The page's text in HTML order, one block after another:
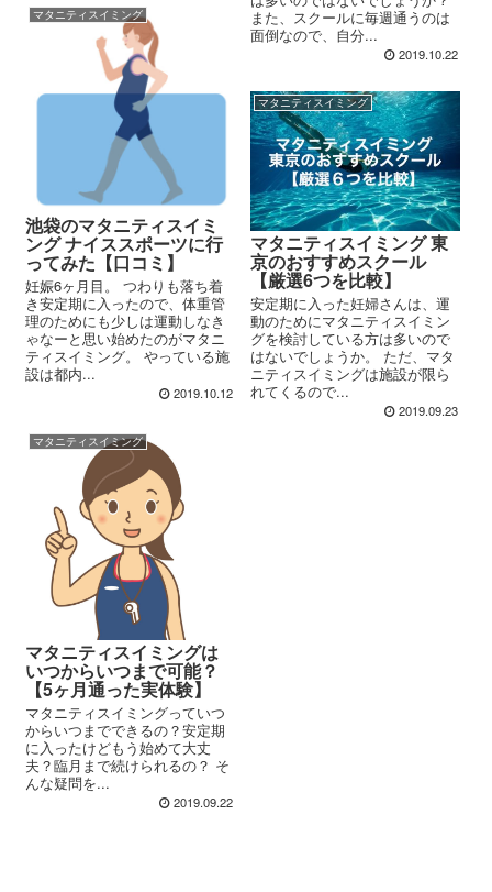
また、スクールに毎週通うのは
面倒なので、自分...
2019.10.22
マタニティスイミング
池袋のマタニティスイミ
ング ナイススポーツに行
ってみた【口コミ】
妊娠6ヶ月目。 つわりも落ち着
き安定期に入ったので、体重管
理のためにも少しは運動しなき
ゃなーと思い始めたのがマタニ
ティスイミング。 やっている施
設は都内...
2019.10.12
マタニティスイミング
マタニティスイミング 東
京のおすすめスクール
【厳選6つを比較】
安定期に入った妊婦さんは、運
動のためにマタニティスイミン
グを検討している方は多いので
はないでしょうか。 ただ、マタ
ニティスイミングは施設が限ら
れてくるので...
2019.09.23
マタニティスイミング
マタニティスイミングは
いつからいつまで可能？
【5ヶ月通った実体験】
マタニティスイミングっていつ
からいつまでできるの？安定期
に入ったけどもう始めて大丈
夫？臨月まで続けられるの？ そ
んな疑問を...
2019.09.22